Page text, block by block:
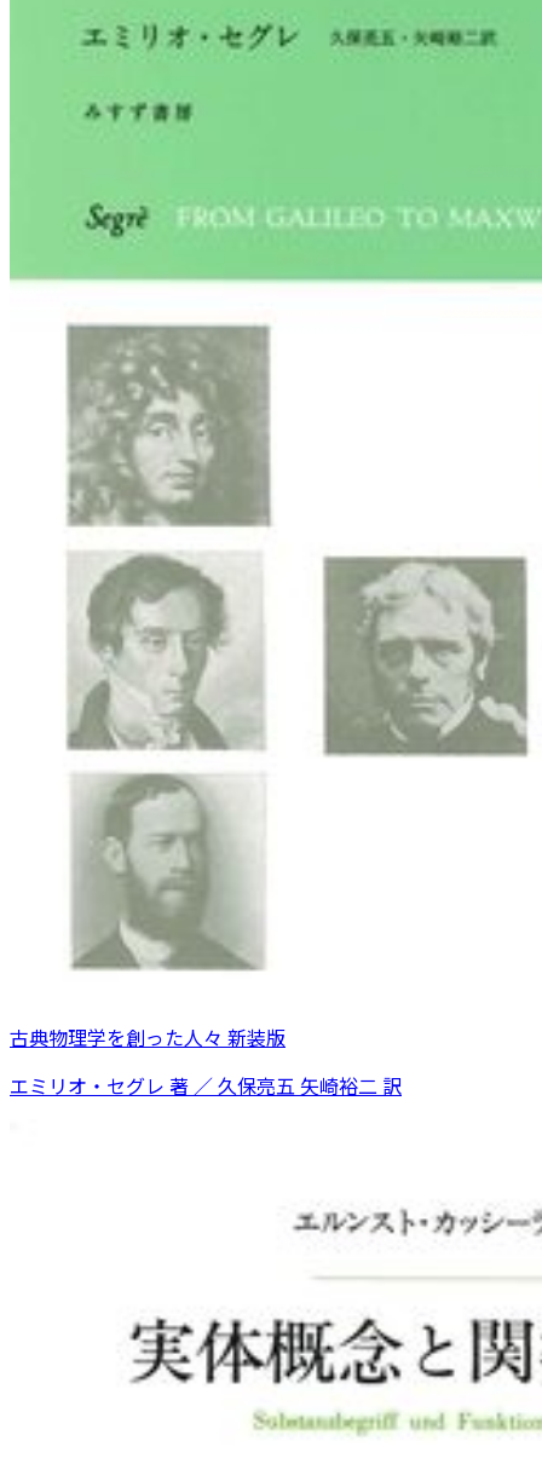
古典物理学を創った人々 新装版
エミリオ・セグレ 著 ／ 久保亮五 矢崎裕二 訳